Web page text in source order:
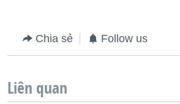
Chia sẻ Follow us
Liên quan